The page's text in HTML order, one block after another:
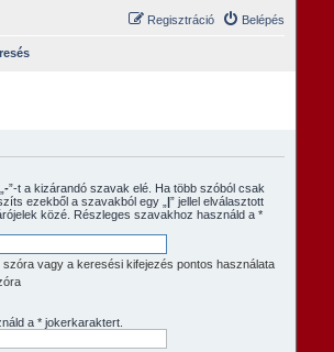
Belépés
Regisztráció
-”-t a kizárandó szavak elé. Ha több szóból csak
ezekből a szavakból egy „ |” jellel elválasztott
közé. Részleges szavakhoz használd a *
vagy a keresési kifejezés pontos használata
a * jokerkaraktert.